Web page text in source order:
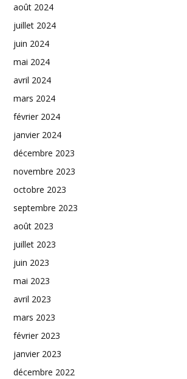
août 2024
juillet 2024
juin 2024
mai 2024
avril 2024
mars 2024
février 2024
janvier 2024
décembre 2023
novembre 2023
octobre 2023
septembre 2023
août 2023
juillet 2023
juin 2023
mai 2023
avril 2023
mars 2023
février 2023
janvier 2023
décembre 2022